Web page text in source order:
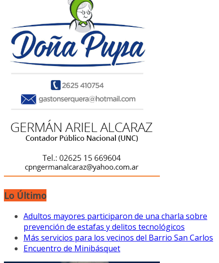
Lo Último
Adultos mayores participaron de una charla sobre
prevención de estafas y delitos tecnológicos
Más servicios para los vecinos del Barrio San Carlos
Encuentro de Minibásquet